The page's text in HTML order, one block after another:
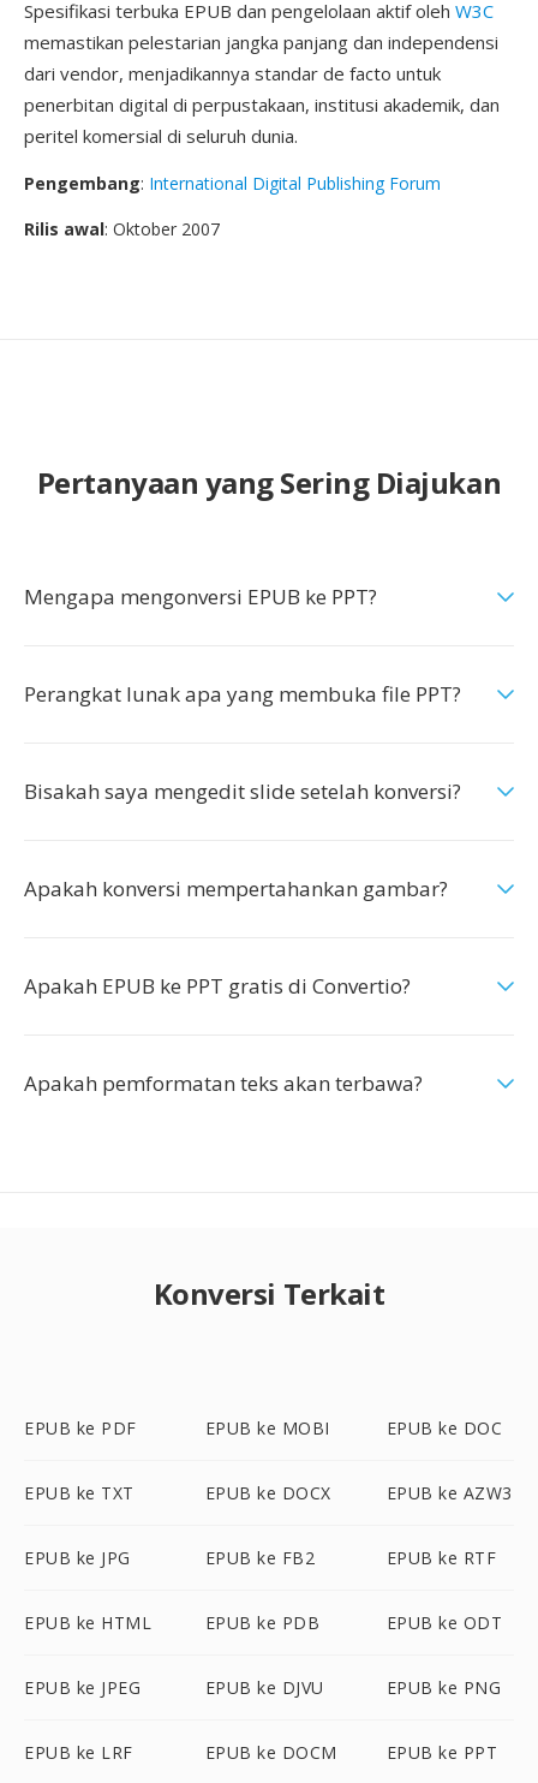
Spesifikasi terbuka EPUB dan pengelolaan aktif oleh W3C
memastikan pelestarian jangka panjang dan independensi
dari vendor, menjadikannya standar de facto untuk
penerbitan digital di perpustakaan, institusi akademik, dan
peritel komersial di seluruh dunia.
Pengembang: International Digital Publishing Forum
Rilis awal: Oktober 2007
Pertanyaan yang Sering Diajukan
Mengapa mengonversi EPUB ke PPT?
Perangkat lunak apa yang membuka file PPT?
Bisakah saya mengedit slide setelah konversi?
Apakah konversi mempertahankan gambar?
Apakah EPUB ke PPT gratis di Convertio?
Apakah pemformatan teks akan terbawa?
Konversi Terkait
EPUB ke PDF EPUB ke MOBI EPUB ke DOC
EPUB ke TXT EPUB ke DOCX EPUB ke AZW3
EPUB ke JPG EPUB ke FB2 EPUB ke RTF
EPUB ke HTML EPUB ke PDB EPUB ke ODT
EPUB ke JPEG EPUB ke DJVU EPUB ke PNG
EPUB ke LRF EPUB ke DOCM EPUB ke PPT